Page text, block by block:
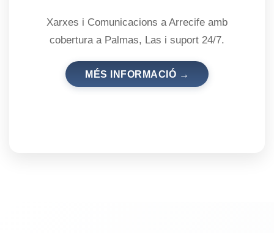
Xarxes i Comunicacions a Arrecife amb
cobertura a Palmas, Las i suport 24/7.
MÉS INFORMACIÓ →